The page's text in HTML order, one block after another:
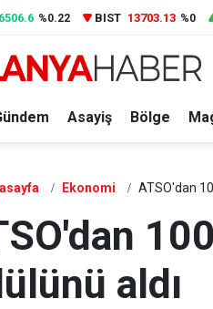
6506.6 %0.22 BIST 13703.13 %0
Asayiş Bölge
Ekonomi ATSO'dan
aldı